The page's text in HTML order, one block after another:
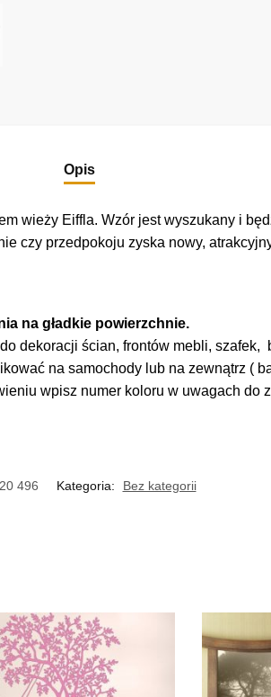
Opis
wieży Eiffla. Wzór jest wyszukany i
czy przedpokoju zyska nowy,
na gładkie powierzchnie.
dekoracji ścian, frontów mebli, szafek,
na samochody lub na zewnątrz (
wpisz numer koloru w uwagach do
20 496 Kategoria: Bez kategorii